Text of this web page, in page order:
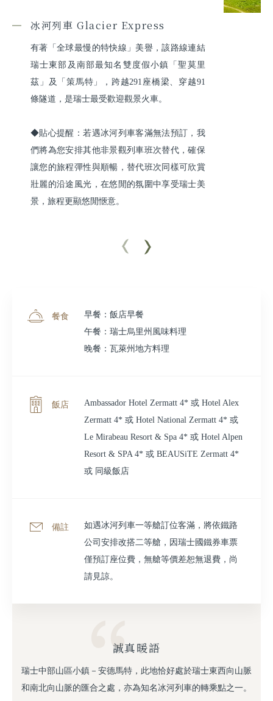
冰河列車 Glacier Express
有著「全球最慢的特快線」美譽，該路線連結
瑞士東部及南部最知名雙度假小鎮「聖莫里
茲」及「策馬特」，跨越291座橋梁、穿越91
條隧道，是瑞士最受歡迎觀景火車。
◆貼心提醒：若遇冰河列車客滿無法預訂，我
們將為您安排其他非景觀列車班次替代，確保
讓您的旅程彈性與順暢，替代班次同樣可欣賞
壯麗的沿途風光，在悠閒的氛圍中享受瑞士美
景，旅程更顯悠閒愜意。
餐食
早餐：飯店早餐
午餐：瑞士烏里州風味料理
晚餐：瓦萊州地方料理
飯店
Ambassador Hotel Zermatt 4* 或 Hotel Alex
Zermatt 4* 或 Hotel National Zermatt 4* 或
Le Mirabeau Resort & Spa 4* 或 Hotel Alpen
Resort & SPA 4* 或 BEAUSiTE Zermatt 4*
或 同級飯店
備註
如遇冰河列車一等艙訂位客滿，將依鐵路
公司安排改搭二等艙，因瑞士國鐵券車票
僅預訂座位費，無艙等價差恕無退費，尚
請見諒。
誠真暖語
瑞士中部山區小鎮－安德馬特，此地恰好處於瑞士東西向山脈
和南北向山脈的匯合之處，亦為知名冰河列車的轉乘點之一。